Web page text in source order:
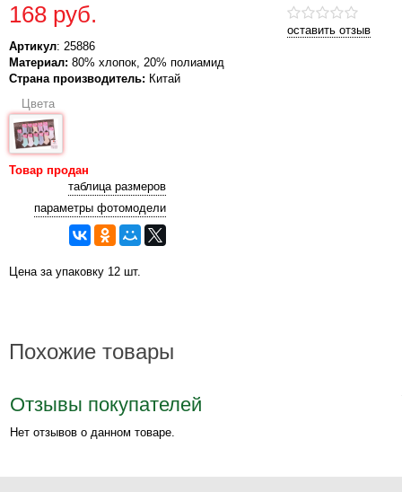
оставить отзыв
168 руб.
Артикул: 25886
Материал: 80% хлопок, 20% полиамид
Страна производитель: Китай
Цвета
Товар продан
таблица размеров
параметры фотомодели
Цена за упаковку 12 шт.
Похожие товары
Отзывы покупателей
Нет отзывов о данном товаре.